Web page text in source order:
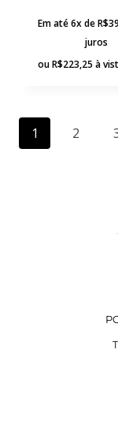
Em até 6x deR$
juros
ouR$223,25 à
1 2